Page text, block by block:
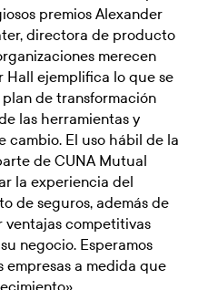
premios Alexander
directora de producto
merecen
ejemplifica lo que se
de transformación
las herramientas y
cambio. El uso hábil de la
de CUNA Mutual
la experiencia del
de seguros, además de
ventajas competitivas
negocio. Esperamos
a medida que